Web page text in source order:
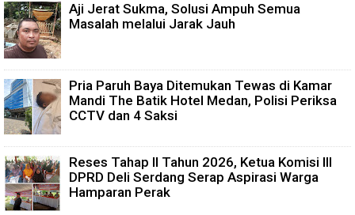
Aji Jerat Sukma, Solusi Ampuh Semua
Masalah melalui Jarak Jauh
Pria Paruh Baya Ditemukan Tewas di Kamar
Mandi The Batik Hotel Medan, Polisi Periksa
CCTV dan 4 Saksi
Reses Tahap II Tahun 2026, Ketua Komisi III
DPRD Deli Serdang Serap Aspirasi Warga
Hamparan Perak